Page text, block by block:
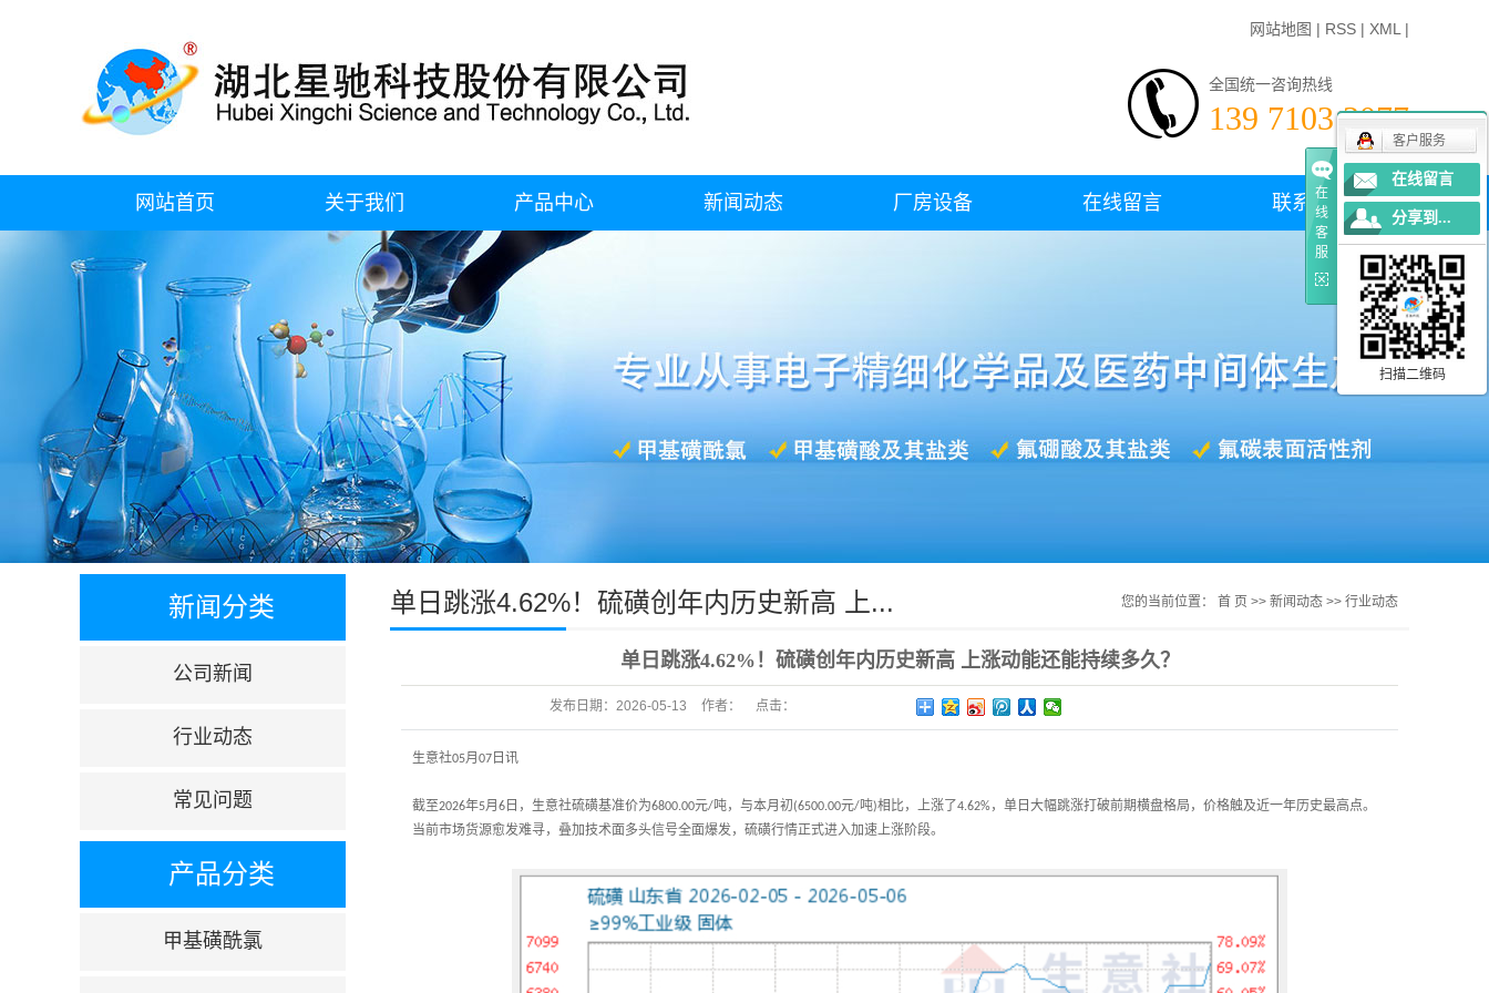
网站地图 | RSS | XML |
全国统一咨询热线
139 7103 3077
网站首页 关于我们
公司简介
企业资质
产品中心
甲基磺酰氯
甲基磺酸及其盐类
氟碳表面活性剂
新闻动态 厂房设备 在线留言 联系我们
新闻分类
公司新闻
行业动态
常见问题
产品分类
甲基磺酰氯
单日跳涨4.62%！硫磺创年内历史新高 上... 您的当前位置： 首 页 >> 新闻动态 >> 行业动态
单日跳涨4.62%！硫磺创年内历史新高 上涨动能还能持续多久？
发布日期： 2026-05-13 作者： 点击：
生意社05月 07 日讯
截至2026年5月 6 日，生意社硫磺基准价为6800.00元/吨，与本月初(6500.00元/吨)相比，上涨了4.62% ，单日大幅跳涨打破前期横盘格局，价格触及近一年历史最高点。
当前市场货源愈发难寻，叠加技术面多头信号全面爆发，硫磺行情正式进入加速上涨阶段。
在
线
客
服
客户服务
在线留言
分享到...
扫描二维码